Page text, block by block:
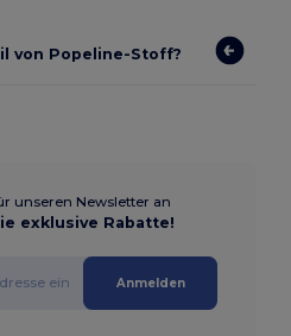
von Popeline-Stoff?
unseren Newsletter an
exklusive Rabatte!
Anmelden